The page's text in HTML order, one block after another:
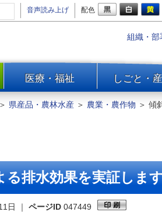
音声読み上げ 配色
組織・部
一覧
医療・福祉 しごと・
リサ
＞ 県産品・農林水産 ＞ 農業・農作物 ＞ 傾
る排水効果を実証しま
日 ｜ ページID 047449